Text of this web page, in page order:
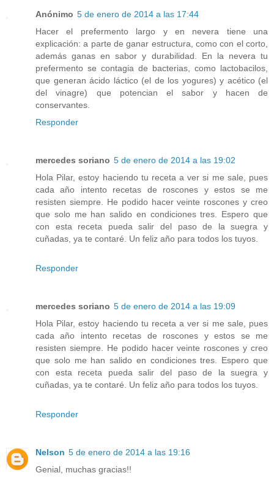
Anónimo 5 de enero de 2014 a las 17:44
Hacer el prefermento largo y en nevera tiene una
explicación: a parte de ganar estructura, como con el corto,
además ganas en sabor y durabilidad. En la nevera tu
prefermento se contagia de bacterias, como lactobacilos,
que generan ácido láctico (el de los yogures) y acético (el
del vinagre) que potencian el sabor y hacen de
conservantes.
Responder
mercedes soriano 5 de enero de 2014 a las 19:02
Hola Pilar, estoy haciendo tu receta a ver si me sale, pues
cada año intento recetas de roscones y estos se me
resisten siempre. He podido hacer veinte roscones y creo
que solo me han salido en condiciones tres. Espero que
con esta receta pueda salir del paso de la suegra y
cuñadas, ya te contaré. Un feliz año para todos los tuyos.
Responder
mercedes soriano 5 de enero de 2014 a las 19:09
Hola Pilar, estoy haciendo tu receta a ver si me sale, pues
cada año intento recetas de roscones y estos se me
resisten siempre. He podido hacer veinte roscones y creo
que solo me han salido en condiciones tres. Espero que
con esta receta pueda salir del paso de la suegra y
cuñadas, ya te contaré. Un feliz año para todos los tuyos.
Responder
Nelson 5 de enero de 2014 a las 19:16
Genial, muchas gracias!!